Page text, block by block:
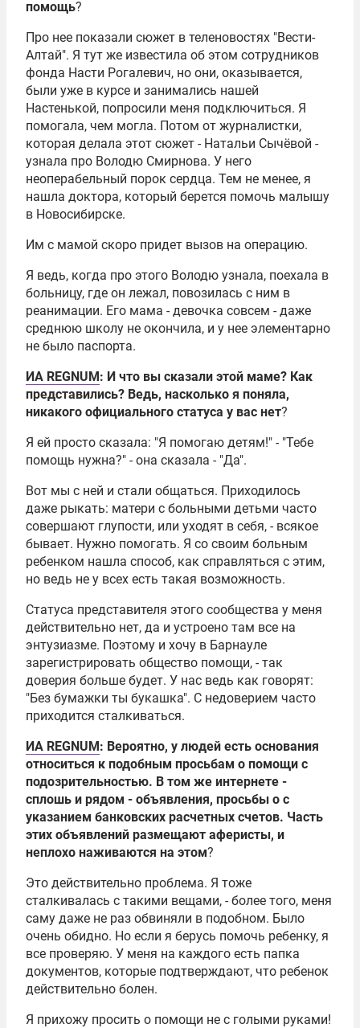
помощь?
Про нее показали сюжет в теленовостях "Вести-
Алтай". Я тут же известила об этом сотрудников
фонда Насти Рогалевич, но они, оказывается,
были уже в курсе и занимались нашей
Настенькой, попросили меня подключиться. Я
помогала, чем могла. Потом от журналистки,
которая делала этот сюжет - Натальи Сычёвой -
узнала про Володю Смирнова. У него
неоперабельный порок сердца. Тем не менее, я
нашла доктора, который берется помочь малышу
в Новосибирске.
Им с мамой скоро придет вызов на операцию.
Я ведь, когда про этого Володю узнала, поехала в
больницу, где он лежал, повозилась с ним в
реанимации. Его мама - девочка совсем - даже
среднюю школу не окончила, и у нее элементарно
не было паспорта.
ИА REGNUM: И что вы сказали этой маме? Как
представились? Ведь, насколько я поняла,
никакого официального статуса у вас нет?
Я ей просто сказала: "Я помогаю детям!" - "Тебе
помощь нужна?" - она сказала - "Да".
Вот мы с ней и стали общаться. Приходилось
даже рыкать: матери с больными детьми часто
совершают глупости, или уходят в себя, - всякое
бывает. Нужно помогать. Я со своим больным
ребенком нашла способ, как справляться с этим,
но ведь не у всех есть такая возможность.
Статуса представителя этого сообщества у меня
действительно нет, да и устроено там все на
энтузиазме. Поэтому и хочу в Барнауле
зарегистрировать общество помощи, - так
доверия больше будет. У нас ведь как говорят:
"Без бумажки ты букашка". С недоверием часто
приходится сталкиваться.
ИА REGNUM: Вероятно, у людей есть основания
относиться к подобным просьбам о помощи с
подозрительностью. В том же интернете -
сплошь и рядом - объявления, просьбы о с
указанием банковских расчетных счетов. Часть
этих объявлений размещают аферисты, и
неплохо наживаются на этом?
Это действительно проблема. Я тоже
сталкивалась с такими вещами, - более того, меня
саму даже не раз обвиняли в подобном. Было
очень обидно. Но если я берусь помочь ребенку, я
все проверяю. У меня на каждого есть папка
документов, которые подтверждают, что ребенок
действительно болен.
Я прихожу просить о помощи не с голыми руками!